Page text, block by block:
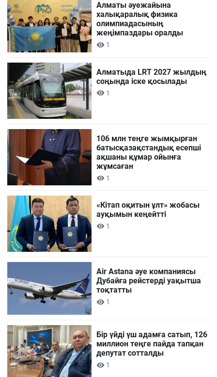
Алматы әуежайына
халықаралық физика
олимпиадасының
жеңімпаздары оралды
1
Алматыда LRT 2027 жылдың
соңында іске қосылады
1
106 млн теңге жымқырған
батысқазақстандық есепші
ақшаны құмар ойынға
жұмсаған
1
«Кітап оқитын ұлт» жобасы
ауқымын кеңейтті
1
Air Astana әуе компаниясы
Дубайға рейстерді уақытша
тоқтатты
1
Бір үйді үш адамға сатып, 126
миллион теңге пайда тапқан
депутат сотталды
1